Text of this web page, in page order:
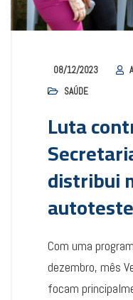
08/12/2023
SAÚDE
Luta
distribui
Com uma
dezembro, mês
focam